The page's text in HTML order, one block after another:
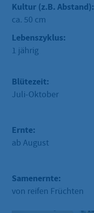
Kultur (z.B. Abstand):
ca. 50 cm
Lebenszyklus:
1 jährig
Blütezeit:
Juli-Oktober
Ernte:
ab August
Samenernte:
von reifen Früchten